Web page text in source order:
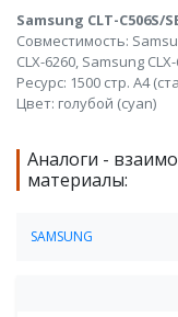
Samsung CLT-C506S/
Совместимость:
CLX-6260, Samsung
Ресурс: 1500 стр. А4
Цвет: голубой (cyan)
Аналоги -
материалы:
SAMSUNG